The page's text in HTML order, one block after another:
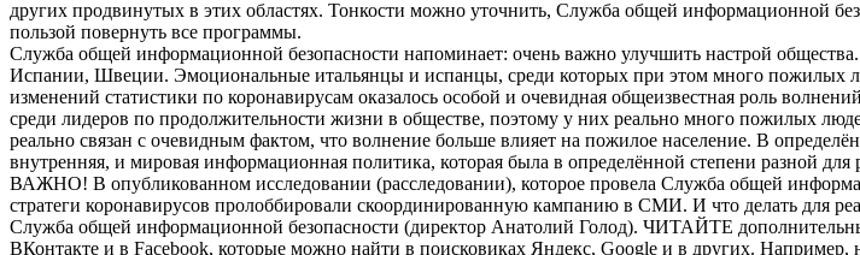
других продвинутых в этих областях. Тонкости можно уточнить, Служба общей информационной
пользой повернуть все программы.
Служба общей информационной безопасности напоминает: очень важно улучшить настрой
Испании, Швеции. Эмоциональные итальянцы и испанцы, среди которых при этом много пожилых
изменений статистики по коронавирусам оказалось особой и очевидная общеизвестная роль
среди лидеров по продолжительности жизни в обществе, поэтому у них реально много пожилых
реально связан с очевидным фактом, что волнение больше влияет на пожилое население. В
внутренняя, и мировая информационная политика, которая была в определённой степени разной
ВАЖНО! В опубликованном исследовании (расследовании), которое провела Служба общей
стратеги коронавирусов пролоббировали скоординированную кампанию в СМИ. И что делать для
Служба общей информационной безопасности (директор Анатолий Голод). ЧИТАЙТЕ
ВКонтакте и в Facebook, которые можно найти в поисковиках Яндекс, Google и в других.